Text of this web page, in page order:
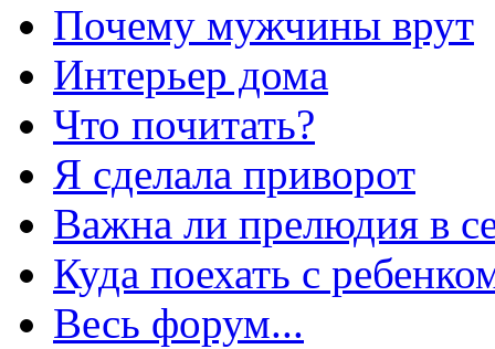
Почему мужчины врут
Интерьер дома
Что почитать?
Я сделала приворот
Важна ли прелюдия в
Куда поехать с
Весь форум...